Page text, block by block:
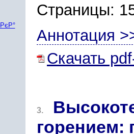
Страницы:
Аннотация
Скачать
3.
горением: